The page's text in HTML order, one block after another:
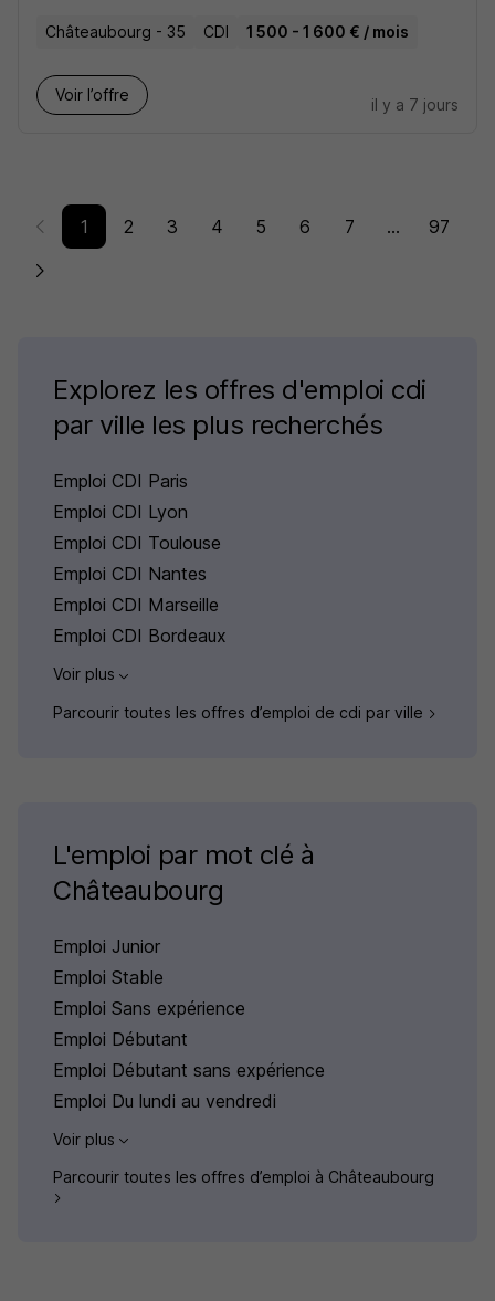
Châteaubourg - 35 CDI 1 500 - 1 600 € / mois
Voir l’offre
il y a 7 jours
1 2 3 4 5 6 7 ... 97
Explorez les offres d'emploi cdi
par ville les plus recherchés
Emploi CDI Paris
Emploi CDI Lyon
Emploi CDI Toulouse
Emploi CDI Nantes
Emploi CDI Marseille
Emploi CDI Bordeaux
Voir plus
Parcourir toutes les offres d’emploi de cdi par ville
L'emploi par mot clé à
Châteaubourg
Emploi Junior
Emploi Stable
Emploi Sans expérience
Emploi Débutant
Emploi Débutant sans expérience
Emploi Du lundi au vendredi
Voir plus
Parcourir toutes les offres d’emploi à Châteaubourg